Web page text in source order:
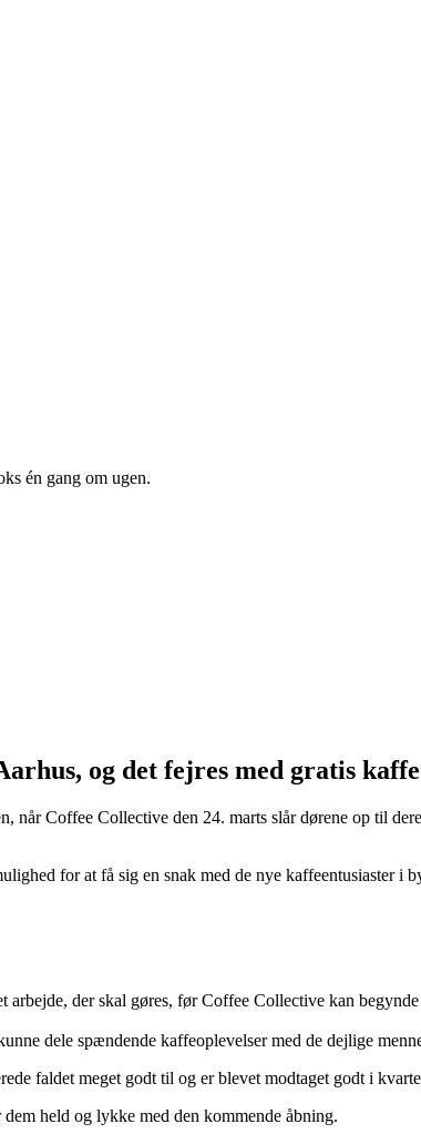
én gang om ugen.
og det fejres med gratis kaffe
når Coffee Collective den 24. marts slår dørene op til
for at få sig en snak med de nye kaffeentusiaster i
arbejde, der skal gøres, før Coffee Collective kan
dele spændende kaffeoplevelser med de dejlige
faldet meget godt til og er blevet modtaget godt i
held og lykke med den kommende åbning.